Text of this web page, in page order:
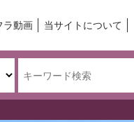
ラ動画 当サイトについて